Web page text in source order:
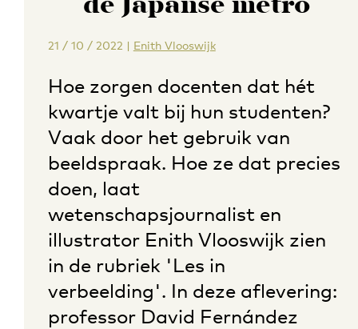
21 / 10 / 2022 | Enith Vlooswijk
Hoe zorgen docenten dat hét
kwartje valt bij hun studenten?
Vaak door het gebruik van
beeldspraak. Hoe ze dat precies
doen, laat
wetenschapsjournalist en
illustrator Enith Vlooswijk zien
in de rubriek 'Les in
verbeelding'. In deze aflevering:
professor David Fernández